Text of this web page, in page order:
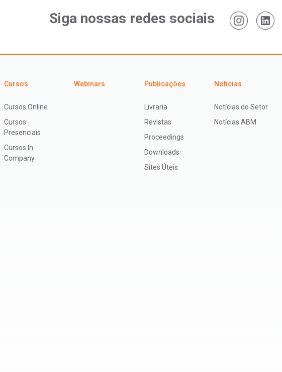
Siga nossas redes sociais
Cursos
Cursos Online
Cursos
Presenciais
Cursos In
Company
Webinars Publicações
Livraria
Revistas
Proceedings
Downloads
Sites Úteis
Noticias
Notícias do Setor
Notícias ABM